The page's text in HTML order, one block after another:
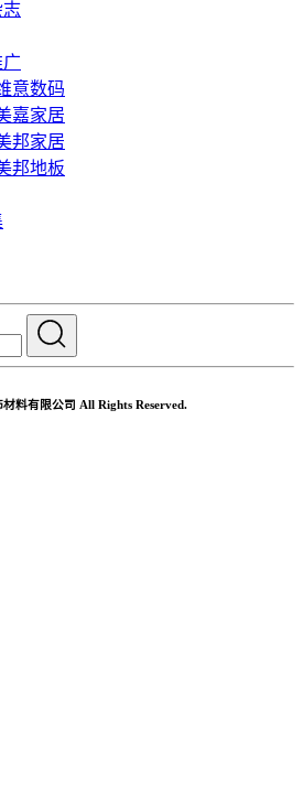
志
意数码
嘉家居
邦家居
邦地板
料有限公司 All Rights Reserved.